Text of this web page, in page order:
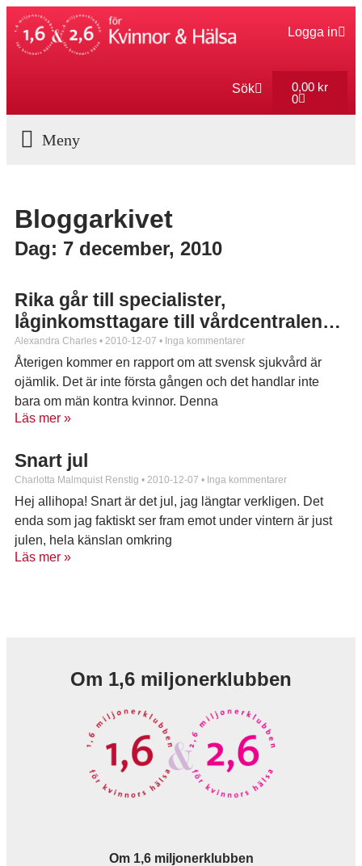
Logga in
Sök 0,00 kr
0
Bloggarkivet
Dag: 7 december, 2010
Rika går till specialister,
låginkomsttagare till vårdcentralen…
Alexandra Charles 2010-12-07 Inga kommentarer
Återigen kommer en rapport om att svensk sjukvård är
ojämlik. Det är inte första gången och det handlar inte
bara om män kontra kvinnor. Denna
Läs mer »
Snart jul
Charlotta Malmquist Renstig 2010-12-07 Inga kommentarer
Hej allihopa! Snart är det jul, jag längtar verkligen. Det
enda som jag faktiskt ser fram emot under vintern är just
julen, hela känslan omkring
Läs mer »
Om 1,6 miljonerklubben
Om 1,6 miljonerklubben